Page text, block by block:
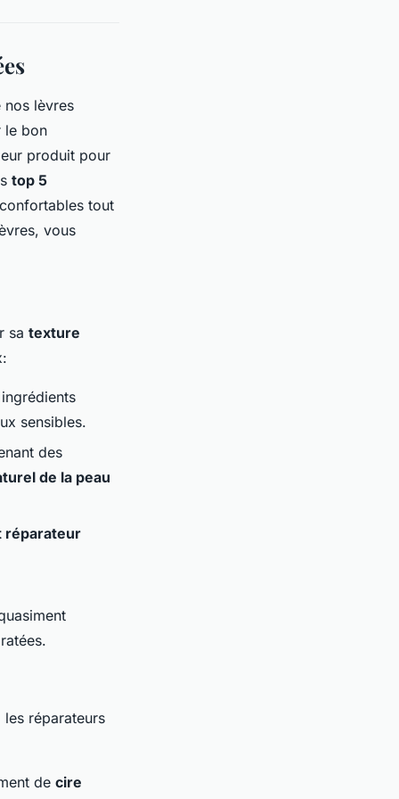
nos lèvres
le bon
produit pour
top 5
tout
vous
sa texture
sensibles.
des
de la peau
réparateur
réparateurs
de cire